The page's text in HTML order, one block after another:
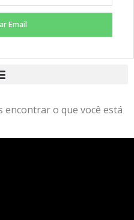
Email
encontrar o que você está